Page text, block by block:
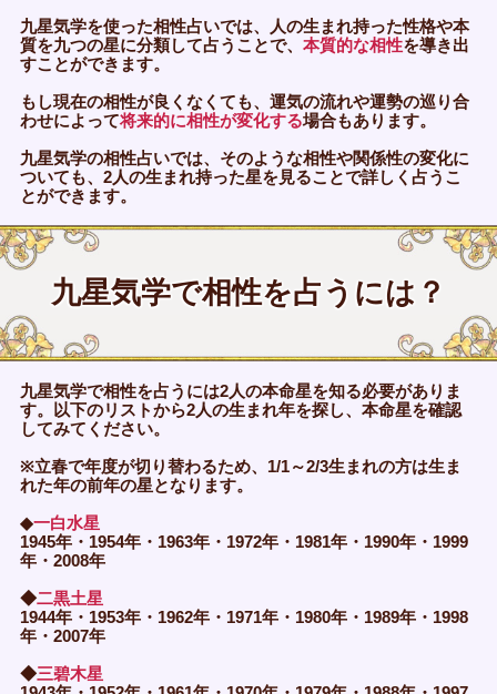
九星気学を使った相性占いでは、人の生まれ持った性格や本
質を九つの星に分類して占うことで、 本質的な相性を導き出
すことができます。
もし現在の相性が良くなくても、運気の流れや運勢の巡り合
わせによって将来的に相性が変化する場合もあります。
九星気学の相性占いでは、そのような相性や関係性の変化に
ついても、2人の生まれ持った星を見ることで詳しく占うこ
とができます。
九星気学で相性を占うには？
九星気学で相性を占うには2人の本命星を知る必要がありま
す。以下のリストから2人の生まれ年を探し、本命星を確認
してみてください。
※立春で年度が切り替わるため、1/1～2/3生まれの方は生ま
れた年の前年の星となります。
◆一白水星
1945年・1954年・1963年・1972年・1981年・1990年・1999
年・2008年
◆二黒土星
1944年・1953年・1962年・1971年・1980年・1989年・1998
年・2007年
◆三碧木星